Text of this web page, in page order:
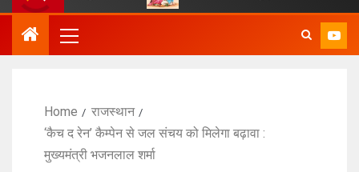
Home
राजस्थान
‘कैच द रेन’ कैम्पेन से जल संचय को मिलेगा बढ़ावा :
मुख्यमंत्री भजनलाल शर्मा